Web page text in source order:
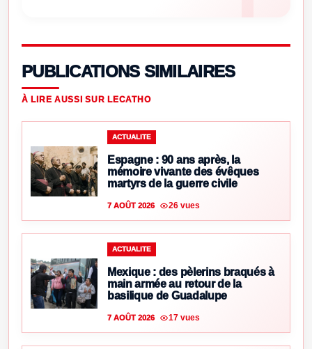
PUBLICATIONS SIMILAIRES
À LIRE AUSSI SUR LECATHO
ACTUALITE
Espagne : 90 ans après, la
mémoire vivante des évêques
martyrs de la guerre civile
7 AOÛT 2026 26 vues
ACTUALITE
Mexique : des pèlerins braqués à
main armée au retour de la
basilique de Guadalupe
7 AOÛT 2026 17 vues